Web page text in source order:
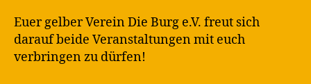
Euer gelber Verein Die Burg e.V. freut sich
darauf beide Veranstaltungen mit euch
verbringen zu dürfen!